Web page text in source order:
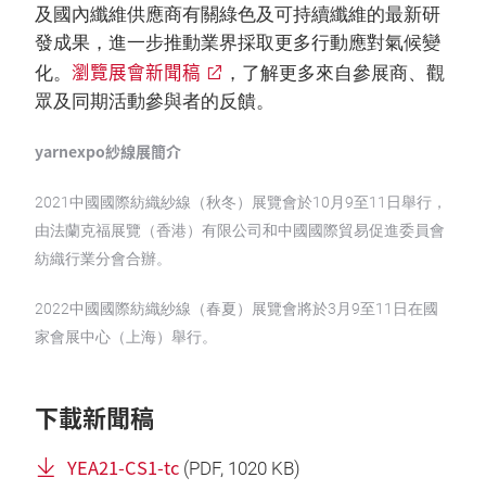
及國內纖維供應商有關綠色及可持續纖維的最新研
發成果，進一步推動業界採取更多行動應對氣候變
化。 瀏覽展會新聞稿
，了解更多來自參展商、觀
眾及同期活動參與者的反饋。
yarnexpo紗線展簡介
2021中國國際紡織紗線（秋冬）展覽會於10月9至11日舉行，
由法蘭克福展覽（香港）有限公司和中國國際貿易促進委員會
紡織行業分會合辦。
2022中國國際紡織紗線（春夏）展覽會將於3月9至11日在國
家會展中心（上海）舉行。
下載新聞稿
YEA21-CS1-tc (PDF, 1020 KB)